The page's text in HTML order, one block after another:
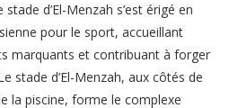
d’El-Menzah s’est érigé en
pour le sport, accueillant
marquants et contribuant à forger
stade d’El-Menzah, aux côtés de
la piscine, forme le complexe